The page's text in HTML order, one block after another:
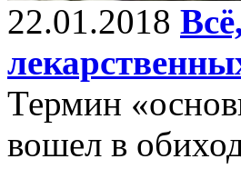
22.01.2018
Термин
вошел в